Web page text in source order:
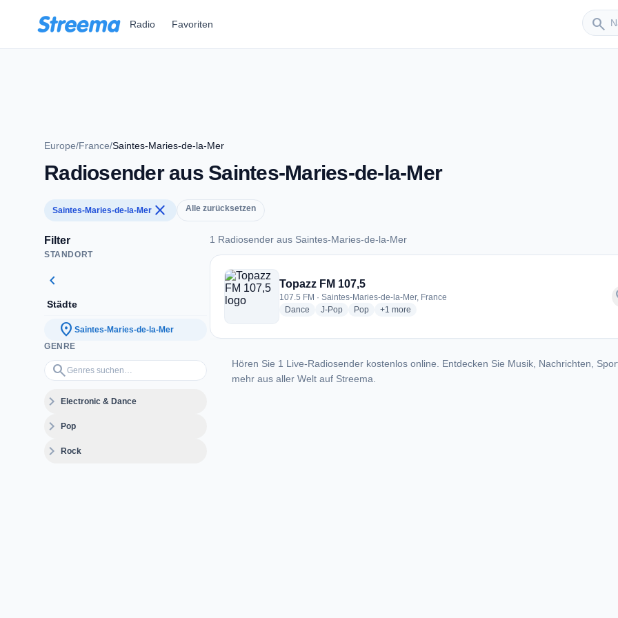
Radio Favoriten search
Sender
Europe/France/Saintes-Maries-de-la-Mer
Radiosender aus Saintes-Maries-de-la-Mer
Saintes-Maries-de-la-Mer close Alle zurücksetzen
Filter
STANDORT
chevron_left
Städte
location_on Saintes-Maries-de-la-Mer
GENRE
search
Genres suchen…
expand_moreElectronic & Dance
expand_morePop
expand_moreRock
1 Radiosender aus Saintes-Maries-de-la-Mer
1 Radiosender aus Saintes-Maries-de-la-Mer
Topazz FM 107,5
107.5 FM · Saintes-Maries-de-la-Mer, France
Dance radio stations
J-Popradio stations
Popradio stations
+1 more genres for Topazz FM 107,5
more
Hören Sie 1 Live-Radiosender kostenlos online. Entdecken Sie Musik, Nachrichten,
mehr aus aller Welt auf Streema.